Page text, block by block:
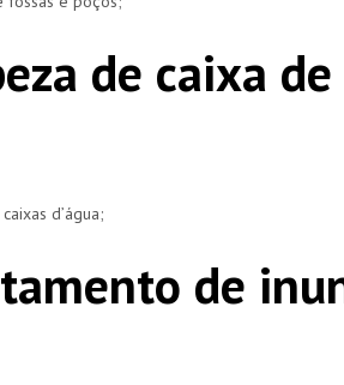
de caixa
d’água;
de